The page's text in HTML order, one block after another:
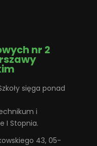
nr 2
sięga ponad
i
I Stopnia.
43, 05-